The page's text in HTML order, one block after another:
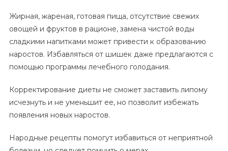
Жирная, жареная, готовая пища, отсутствие свежих
овощей и фруктов в рационе, замена чистой воды
сладкими напитками может привести к образованию
наростов. Избавляться от шишек даже предлагаются с
помощью программы лечебного голодания.
Корректирование диеты не сможет заставить липому
исчезнуть и не уменьшит ее, но позволит избежать
появления новых наростов.
Народные рецепты помогут избавиться от неприятной